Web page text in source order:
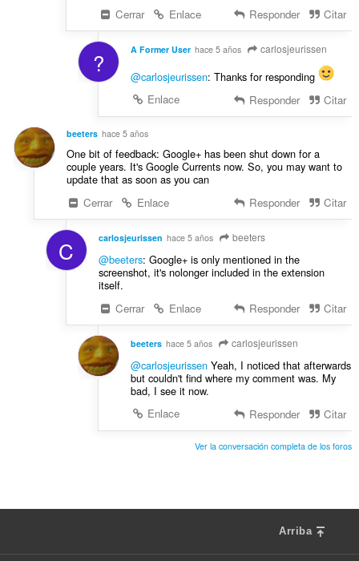
Cerrar
Enlace Responder Citar
? A Former User hace 5 años carlosjeurissen
@carlosjeurissen: Thanks for responding
Enlace
Responder Citar
beeters hace 5 años
One bit of feedback: Google+ has been shut down for a
couple years. It's Google Currents now. So, you may want to
update that as soon as you can
Cerrar
Enlace Responder Citar
C carlosjeurissen hace 5 años beeters
@beeters: Google+ is only mentioned in the
screenshot, it's nolonger included in the extension
itself.
Cerrar
Enlace Responder Citar
beeters hace 5 años carlosjeurissen
@carlosjeurissenYeah, I noticed that afterwards
but couldn't find where my comment was. My
bad, I see it now.
Enlace
Responder Citar
Ver la conversación completa de los foros
Arriba